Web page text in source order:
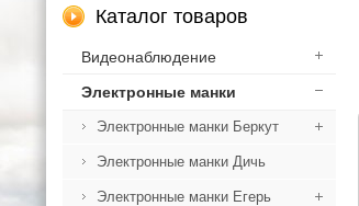
Каталог товаров
Видеонаблюдение
Электронные манки
Электронные манки Беркут
Электронные манки Дичь
Электронные манки Егерь